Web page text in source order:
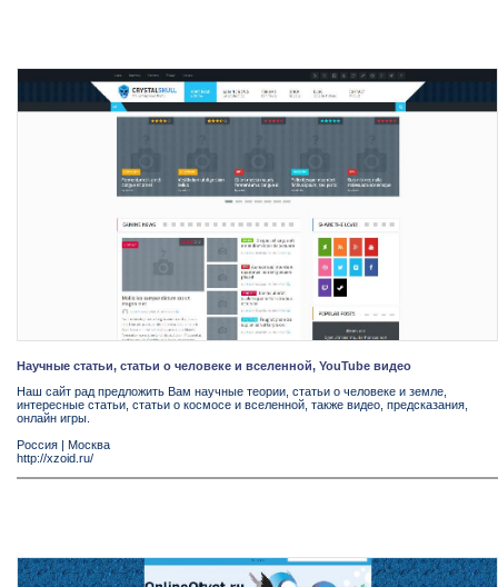
Научные статьи, статьи о человеке и вселенной, YouTube видео
Наш сайт рад предложить Вам научные теории, статьи о человеке и земле,
интересные статьи, статьи о космосе и вселенной, также видео, предсказания,
онлайн игры.
Россия
Москва
http://xzoid.ru/